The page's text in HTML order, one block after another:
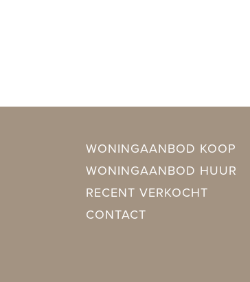
WONINGAANBOD KOOP
WONINGAANBOD HUUR
RECENT VERKOCHT
CONTACT